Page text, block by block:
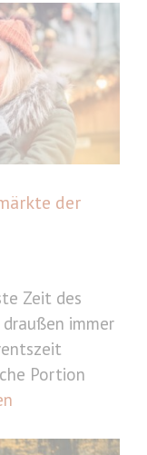
der
Zeit des
immer
Portion